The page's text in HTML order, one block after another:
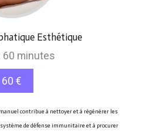
Esthétique
60 minutes
60 €
contribue à nettoyer et à régénérer les
de défense immunitaire et à procurer